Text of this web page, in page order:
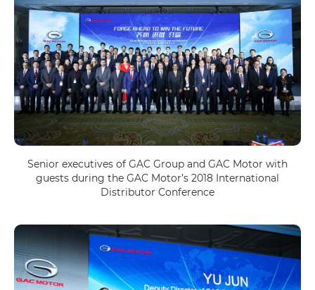
Senior executives of GAC Group and GAC Motor with
guests during the GAC Motor’s 2018 International
Distributor Conference